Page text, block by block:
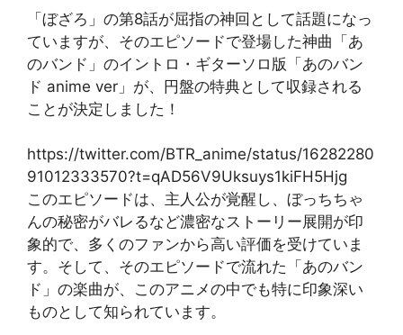
「ぼざろ」の第8話が屈指の神回として話題になっ
ていますが、そのエピソードで登場した神曲「あ
のバンド」のイントロ・ギターソロ版「あのバン
ド anime ver」が、円盤の特典として収録される
ことが決定しました！
https://twitter.com/BTR_anime/status/16282280
91012333570?t=qAD56V9Uksuys1kiFH5Hjg
このエピソードは、主人公が覚醒し、ぼっちちゃ
んの秘密がバレるなど濃密なストーリー展開が印
象的で、多くのファンから高い評価を受けていま
す。そして、そのエピソードで流れた「あのバン
ド」の楽曲が、このアニメの中でも特に印象深い
ものとして知られています。